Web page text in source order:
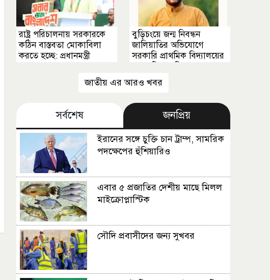
রাষ্ট্র পরিচালনায় সরকারকে
কঠিন বাস্তবতা মোকাবিলা
করতে হচ্ছে: প্রধানমন্ত্রী
বুড়িচংয়ে জন্ম নিবন্ধন
জালিয়াতির অভিযোগে
সরকারি প্রাথমিক বিদ্যালয়ের
জাতীয় এর আরও খবর
সর্বশেষ জনপ্রিয়
ইরানের সঙ্গে চুক্তি চান ট্রাম্প, সামরিক
পদক্ষেপের হুঁশিয়ারিও
এবার ৫ প্রজাতির দেশীয় মাছে মিলল
মাইক্রোপ্লাস্টিক
সৌদি প্রবাসীদের জন্য সুখবর